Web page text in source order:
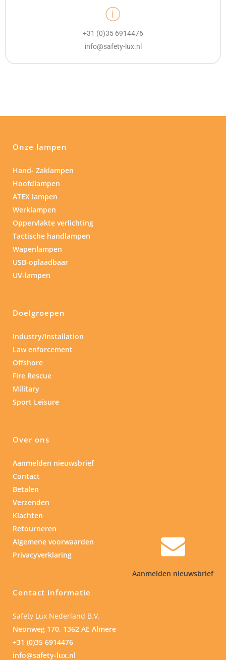
Aanmelden nieuwsbrief
+31 (0)35 6914476
info@safety-lux.nl
Onze lampen
Hand- Zaklampen
Hoofdlampen
ATEX lampen
Werklampen
Oppervlakte verlichting
Tactische handlampen
Wapenlampen
USB-oplaadbaar
UV-lampen
Doelgroepen
Industry/Installation
Law enforcement
Offshore
Fire Rescue
Military
Sport Leisure
Over ons
Aanmelden nieuwsbrief
Contact
Betalen
Verzenden
Klachten
Retourneren
Algemene voorwaarden
Privacyverklaring
Contact informatie
Safety Lux Nederland B.V.
Neonweg 170, 1362 AE Almere
+31 (0)35 6914476
info@safety-lux.nl